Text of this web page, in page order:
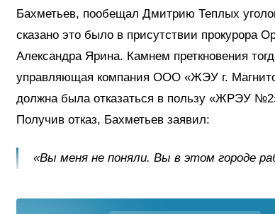
Бахметьев, пообещал Дмитрию Теплых
сказано это было в присутствии прокурора
Александра Ярина. Камнем преткновения
управляющая компания ООО «ЖЭУ г.
должна была отказаться в пользу «ЖРЭУ
Получив отказ, Бахметьев заявил:
«Вы меня не поняли. Вы в этом городе